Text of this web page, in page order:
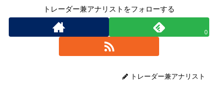
トレーダー兼アナリストをフォローする
0
トレーダー兼アナリスト